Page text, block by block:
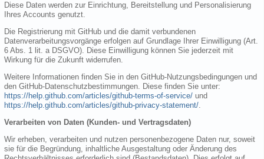
Diese Daten werden zur Einrichtung, Bereitstellung und Personalisierung
Ihres Accounts genutzt.
Die Registrierung mit GitHub und die damit verbundenen
Datenverarbeitungsvorgänge erfolgen auf Grundlage Ihrer Einwilligung (Art.
6 Abs. 1 lit. a DSGVO). Diese Einwilligung können Sie jederzeit mit
Wirkung für die Zukunft widerrufen.
Weitere Informationen finden Sie in den GitHub-Nutzungsbedingungen und
den GitHub-Datenschutzbestimmungen. Diese finden Sie unter:
https://help.github.com/articles/github-terms-of-service/ und
https://help.github.com/articles/github-privacy-statement/.
Verarbeiten von Daten (Kunden- und Vertragsdaten)
Wir erheben, verarbeiten und nutzen personenbezogene Daten nur, soweit
sie für die Begründung, inhaltliche Ausgestaltung oder Änderung des